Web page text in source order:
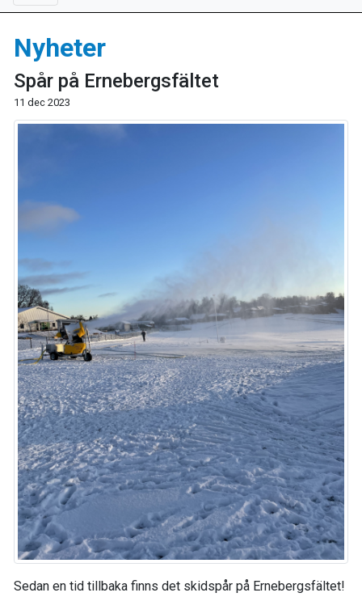
Nyheter
Spår på Ernebergsfältet
11 dec 2023
Sedan en tid tillbaka finns det skidspår på Ernebergsfältet!